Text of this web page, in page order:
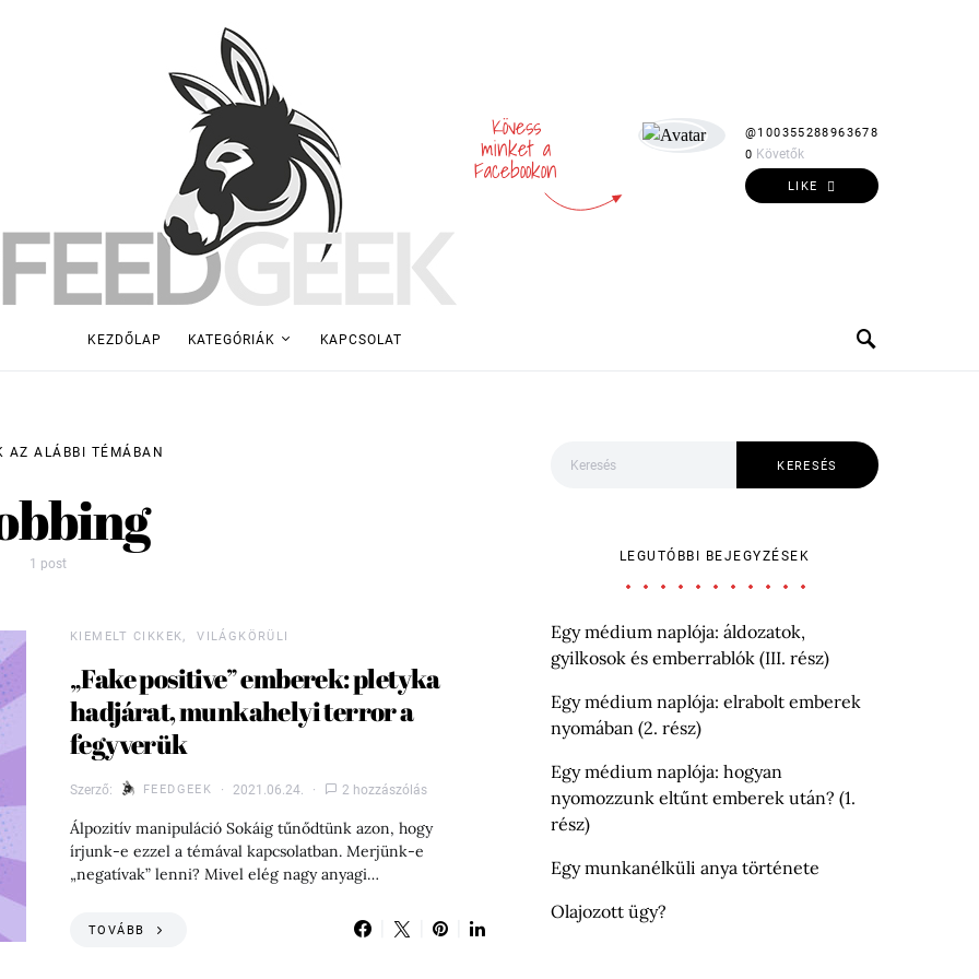
Kövess
minket a
Facebookon
@100355288963678
0 Követők
LIKE
KEZDŐLAP KATEGÓRIÁK KAPCSOLAT
AZ ALÁBBI TÉMÁBAN
1 post
KIEMELT CIKKEK VILÁGKÖRÜLI
„Fake positive” emberek: pletyka
hadjárat, munkahelyi terror a
fegyverük
Szerző: FEEDGEEK 2021.06.24. 2 hozzászólás
Álpozitív manipuláció Sokáig tűnődtünk azon, hogy
írjunk-e ezzel a témával kapcsolatban. Merjünk-e
„negatívak” lenni? Mivel elég nagy anyagi…
TOVÁBB
KERESÉS
LEGUTÓBBI BEJEGYZÉSEK
Egy médium naplója: áldozatok,
gyilkosok és emberrablók (III. rész)
Egy médium naplója: elrabolt emberek
nyomában (2. rész)
Egy médium naplója: hogyan
nyomozzunk eltűnt emberek után? (1.
rész)
Egy munkanélküli anya története
Olajozott ügy?